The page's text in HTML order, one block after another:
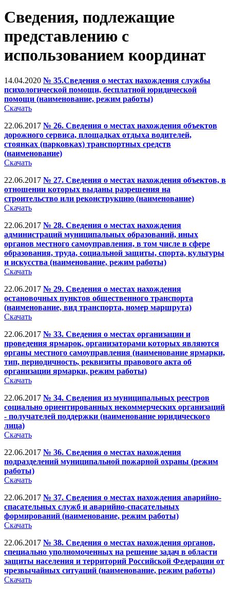
Сведения, подлежащие
представлению с
использованием координат
14.04.2020 № 35.Сведения о местах нахождения службы
психологической помощи, бесплатной юридической
помощи (наименование, режим работы)
Скачать
22.06.2017 № 26. Сведения о местах нахождения объектов
дорожного сервиса, площадках отдыха водителей,
стоянках (парковках) транспортных средств
(наименование)
Скачать
22.06.2017 № 27. Сведения о местах нахождения объектов, в
отношении которых выданы разрешения на
строительство или реконструкцию (наименование)
Скачать
22.06.2017 № 28. Сведения о местах нахождения
администраций муниципальных образований, иных
органов местного самоуправления, в том числе в сфере
образования, труда, социальной защиты, спорта, культуры
и искусства (наименование, режим работы)
Скачать
22.06.2017 № 29. Сведения о местах нахождения
остановочных пунктов общественного транспорта
(наименование, вид транспорта, номер маршрута)
Скачать
22.06.2017 № 33. Сведения о местах организации и
проведения ярмарок, организаторами которых являются
органы местного самоуправления (наименование ярмарки,
тип, периодичность, реквизиты правового акта об
организации ярмарки, режим работы)
Скачать
22.06.2017 № 34. Сведения из муниципальных реестров
социально ориентированных некоммерческих организаций
- получателей поддержки (наименование юридического
лица)
Скачать
22.06.2017 № 36. Сведения о местах нахождения
подразделений муниципальной пожарной охраны (режим
работы)
Скачать
22.06.2017 № 37. Сведения о местах нахождения аварийно-
спасательных служб и аварийно-спасательных
формирований (наименование, режим работы)
Скачать
22.06.2017 № 38. Сведения о местах нахождения органов,
специально уполномоченных на решение задач в области
защиты населения и территорий Российской Федерации от
чрезвычайных ситуаций (наименование, режим работы)
Скачать